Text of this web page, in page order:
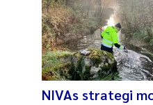
NIVAs strategi